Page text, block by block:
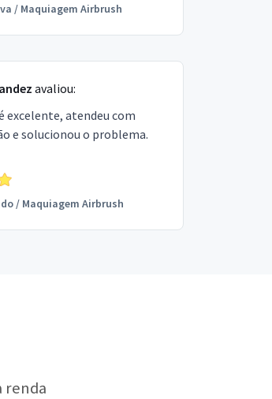
/ Maquiagem Airbrush
avaliou:
excelente, atendeu com
e solucionou o problema.
/ Maquiagem Airbrush
renda